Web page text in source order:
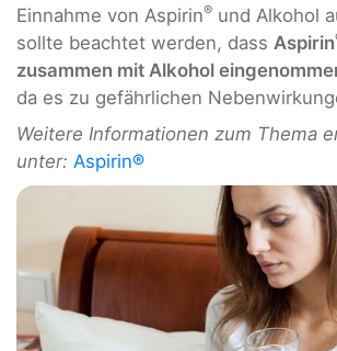
Einnahme von Aspirin® und Alkohol
sollte beachtet werden, dass Aspirin
zusammen mit Alkohol
da es zu gefährlichen
Weitere Informationen zum Thema
unter: Aspirin®